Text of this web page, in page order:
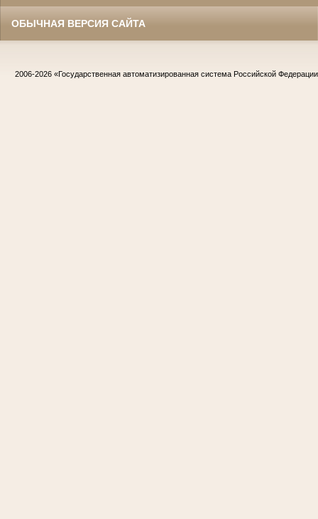
ОБЫЧНАЯ ВЕРСИЯ САЙТА
2006-2026 «Государственная автоматизированная система Российской